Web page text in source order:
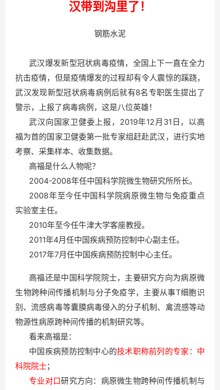
汉带到沟里了！
钢筋水泥
武汉爆发新型冠状病毒疫情，全国上下一直在全力
抗击疫情，但是疫情爆发的过程却有令人震惊的蹊跷，
武汉发现新型冠状病毒病例后就有8名专职医生提出了
警示，上报了病毒病例，这是八位英雄！
武汉向国家卫健委上报， 2019年12 月 31 日，以高
福为首的国家卫健委第一批专家组赶赴武汉，进行实地
考察、采集样本、收集数据。
高福是什么人物呢？
2004-2008年任中国科学院微生物研究所所长。
2008年至今任中国科学院病原微生物与免疫重点
实验室主任。
2010年至今任牛津大学客座教授。
2011年4月任中国疾病预防控制中心副主任。
2017年7月任中国疾病预防控制中心主任。
高福还是中国科学院院士，主要研究方向为病原微
生物跨种间传播机制与分子免疫学，主要从事T细胞识
别、流感病毒等囊膜病毒侵入的分子机制、禽流感等动
物源性病原跨种间传播的机制研究等。
看来高福是：
中国疾病预防控制中心的技术职称前列的专家：中
科院院士；
专业对口研究方向：病原微生物跨种间传播机制与